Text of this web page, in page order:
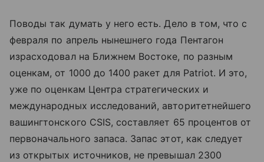
Поводы так думать у него есть. Дело в том, что с
февраля по апрель нынешнего года Пентагон
израсходовал на Ближнем Востоке, по разным
оценкам, от 1000 до 1400 ракет для Patriot. И это,
уже по оценкам Центра стратегических и
международных исследований, авторитетнейшего
вашингтонского CSIS, составляет 65 процентов от
первоначального запаса. Запас этот, как следует
из открытых источников, не превышал 2300